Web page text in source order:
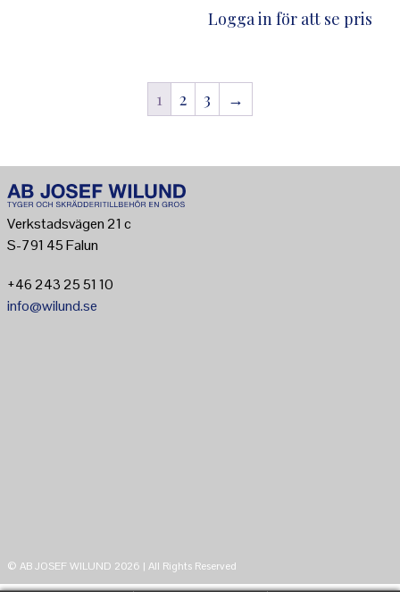
Logga in för att se pris
1 2 3 →
Verkstadsvägen 21 c
S-791 45 Falun
+46 243 25 51 10
info@wilund.se
© AB JOSEF WILUND 2026 | All Rights Reserved